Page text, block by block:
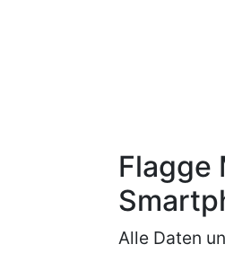
Flagge
Alle Daten